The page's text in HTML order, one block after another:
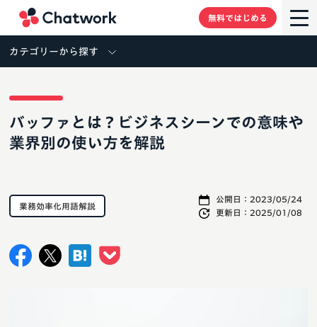
無料ではじめる
カテゴリーから探す
バッファとは？ビジネスシーンでの意味や
業界別の使い方を解説
公開日： 2023/05/24
更新日： 2025/01/08
業務効率化用語解説